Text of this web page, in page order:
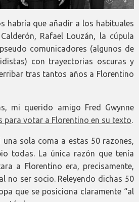
habría que añadir a los habituales
Rafael Louzán, la cúpula
comunicadores (algunos de
con trayectorias oscuras y
tras tantos años a Florentino
mi querido amigo Fred Gwynne
para votar a Florentino en su texto.
sola coma a estas 50 razones,
todas. La única razón que tenía
a Florentino era, precisamente,
no ser socio. Releyendo dichas 50
que se posiciona claramente “al